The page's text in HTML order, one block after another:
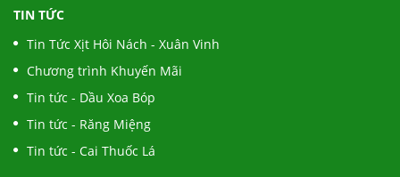
TIN TỨC
Tin Tức Xịt Hôi Nách - Xuân Vinh
Chương trình Khuyến Mãi
Tin tức - Dầu Xoa Bóp
Tin tức - Răng Miệng
Tin tức - Cai Thuốc Lá